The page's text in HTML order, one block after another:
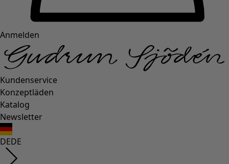
Anmelden
Kundenservice
Konzeptläden
Katalog
Newsletter
DEDE